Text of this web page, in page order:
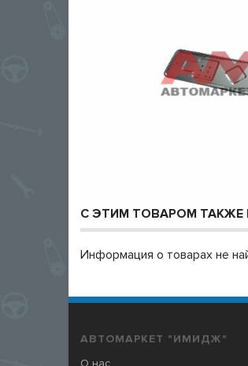
С ЭТИМ ТОВАРОМ
Информация о товарах не
АВТОМАРКЕТ "ИМИДЖ"